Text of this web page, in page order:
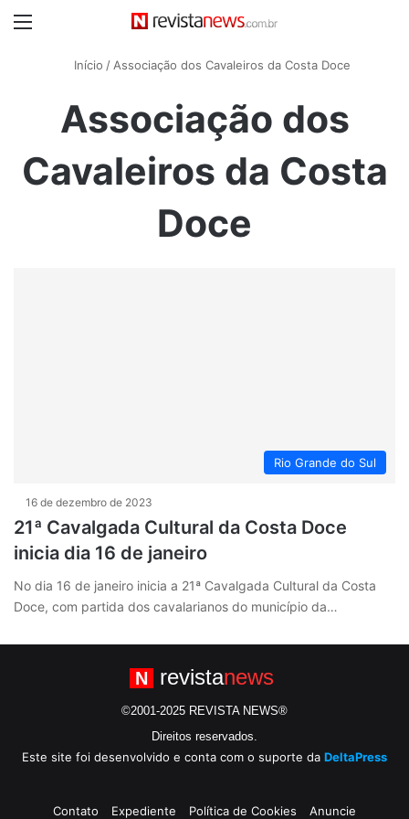
Início / Associação dos Cavaleiros da Costa Doce
Associação dos
Cavaleiros da Costa
Doce
Rio Grande do Sul
16 de dezembro de 2023
21ª Cavalgada Cultural da Costa Doce
inicia dia 16 de janeiro
No dia 16 de janeiro inicia a 21ª Cavalgada Cultural da Costa
Doce, com partida dos cavalarianos do município da…
N revistanews
©2001-2025 REVISTA NEWS®
Direitos reservados.
Este site foi desenvolvido e conta com o suporte da DeltaPress
Contato Expediente Política de Cookies Anuncie